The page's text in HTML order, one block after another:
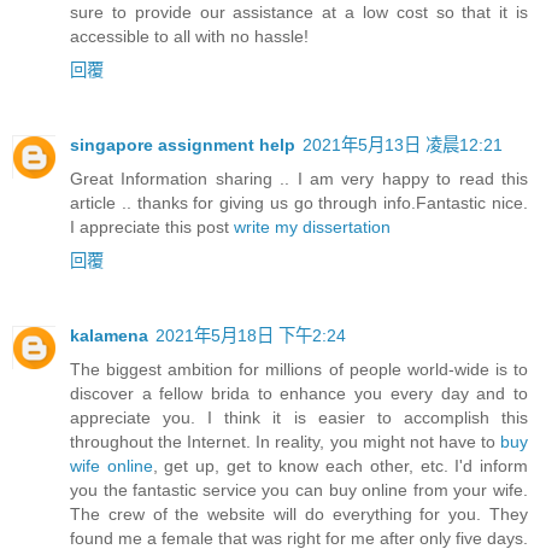
sure to provide our assistance at a low cost so that it is
accessible to all with no hassle!
回覆
singapore assignment help 2021年5月13日 凌晨12:21
Great Information sharing .. I am very happy to read this
article .. thanks for giving us go through info.Fantastic nice.
I appreciate this post write my dissertation
回覆
kalamena 2021年5月18日 下午2:24
The biggest ambition for millions of people world-wide is to
discover a fellow brida to enhance you every day and to
appreciate you. I think it is easier to accomplish this
throughout the Internet. In reality, you might not have to buy
wife online, get up, get to know each other, etc. I'd inform
you the fantastic service you can buy online from your wife.
The crew of the website will do everything for you. They
found me a female that was right for me after only five days.